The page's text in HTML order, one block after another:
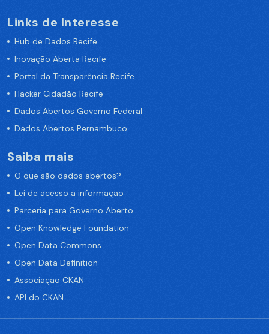
Links de Interesse
Hub de Dados Recife
Inovação Aberta Recife
Portal da Transparência Recife
Hacker Cidadão Recife
Dados Abertos Governo Federal
Dados Abertos Pernambuco
Saiba mais
O que são dados abertos?
Lei de acesso a informação
Parceria para Governo Aberto
Open Knowledge Foundation
Open Data Commons
Open Data Definition
Associação CKAN
API do CKAN